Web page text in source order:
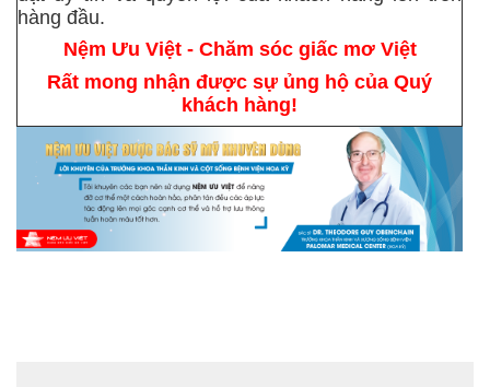
hàng đầu.
Nệm Ưu Việt - Chăm sóc giấc mơ Việt
Rất mong nhận được sự ủng hộ của Quý
khách hàng!